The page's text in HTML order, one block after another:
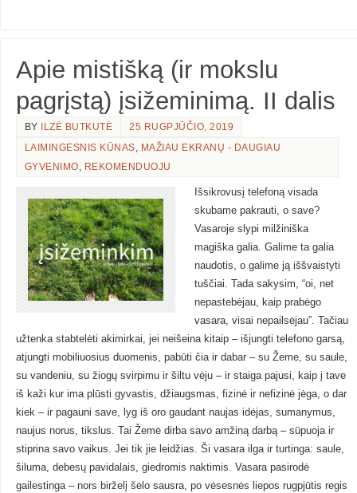
Apie mistišką (ir mokslu
pagrįstą) įsižeminimą. II dalis
BY ILZĖ BUTKUTĖ
25 RUGPJŪČIO, 2019
LAIMINGESNIS KŪNAS, MAŽIAU EKRANŲ - DAUGIAU
GYVENIMO, REKOMENDUOJU
Išsikrovusį telefoną visada
skubame pakrauti, o save?
Vasaroje slypi milžiniška
magiška galia. Galime ta galia
naudotis, o galime ją iššvaistyti
tuščiai. Tada sakysim, “oi, net
nepastebėjau, kaip prabėgo
vasara, visai nepailsėjau”. Tačiau
užtenka stabtelėti akimirkai, jei neišeina kitaip – išjungti telefono garsą,
atjungti mobiliuosius duomenis, pabūti čia ir dabar – su Žeme, su saule,
su vandeniu, su žiogų svirpimu ir šiltu vėju – ir staiga pajusi, kaip į tave
iš kaži kur ima plūsti gyvastis, džiaugsmas, fizinė ir nefizinė jėga, o dar
kiek – ir pagauni save, lyg iš oro gaudant naujas idėjas, sumanymus,
naujus norus, tikslus. Tai Žemė dirba savo amžiną darbą – sūpuoja ir
stiprina savo vaikus. Jei tik jie leidžias. Ši vasara ilga ir turtinga: saule,
šiluma, debesų pavidalais, giedromis naktimis. Vasara pasirodė
gailestinga – nors birželį šėlo sausra, po vėsesnės liepos rugpjūtis regis